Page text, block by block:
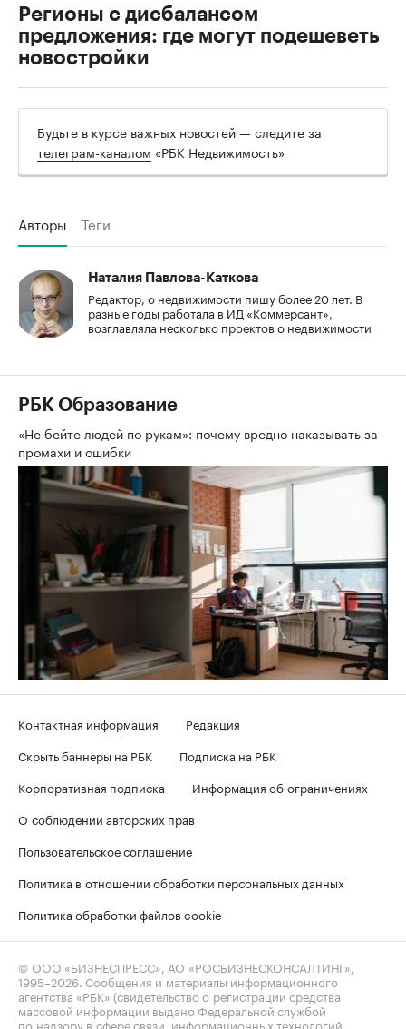
Регионы с дисбалансом
предложения: где могут подешеветь
новостройки
Будьте в курсе важных новостей — следите за
телеграм-каналом «РБК Недвижимость»
Авторы Теги
Наталия Павлова-Каткова
Редактор, о недвижимости пишу более 20 лет. В
разные годы работала в ИД «Коммерсант»,
возглавляла несколько проектов о недвижимости
РБК Образование
«Не бейте людей по рукам»: почему вредно наказывать за
промахи и ошибки
Контактная информация
Редакция
Скрыть баннеры на РБК
Подписка на РБК
Корпоративная подписка
Информация об ограничениях
О соблюдении авторских прав
Пользовательское соглашение
Политика в отношении обработки персональных данных
Политика обработки файлов cookie
© ООО «БИЗНЕСПРЕСС», АО «РОСБИЗНЕСКОНСАЛТИНГ»,
1995–2026 . Сообщения и материалы информационного
агентства «РБК» (свидетельство о регистрации средства
массовой информации выдано Федеральной службой
по надзору в сфере связи, информационных технологий